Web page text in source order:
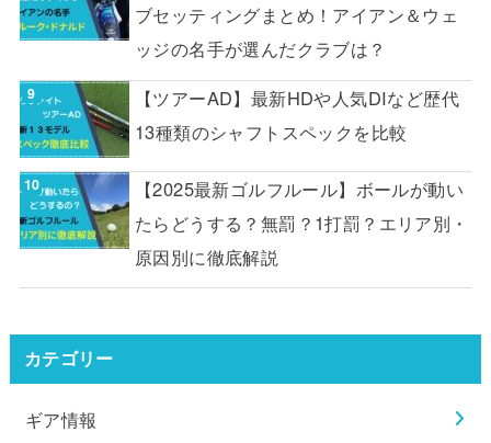
ブセッティングまとめ！アイアン＆ウェ
ッジの名手が選んだクラブは？
【ツアーAD】最新HDや人気DIなど歴代
13種類のシャフトスペックを比較
【2025最新ゴルフルール】ボールが動い
たらどうする？無罰？1打罰？エリア別・
原因別に徹底解説
カテゴリー
ギア情報